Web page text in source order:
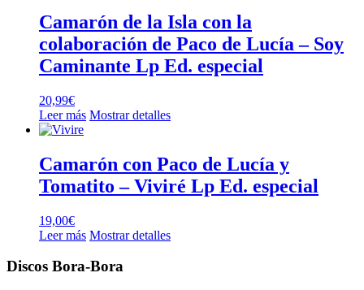
Camarón de la Isla con la
colaboración de Paco de Lucía – Soy
Caminante Lp Ed. especial
20,99€
Leer más Mostrar detalles
Camarón con Paco de Lucía y
Tomatito – Viviré Lp Ed. especial
19,00€
Leer más Mostrar detalles
Discos Bora-Bora